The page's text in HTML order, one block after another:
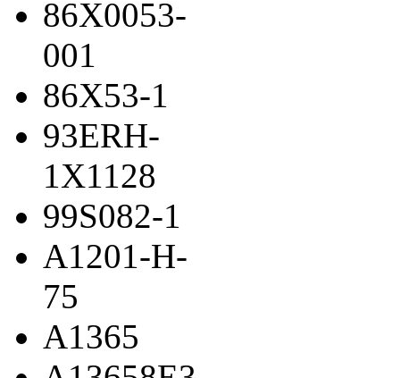
86X0053-
001
86X53-1
93ERH-
1X1128
99S082-1
A1201-H-
75
A1365